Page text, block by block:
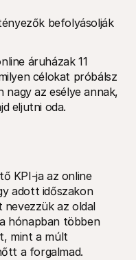
befolyásolják
áruházak 11
célokat próbálsz
nagy az esélye annak,
eljutni oda.
KPI-ja az online
adott időszakon
nevezzük az oldal
hónapban többen
mint a múlt
a forgalmad.